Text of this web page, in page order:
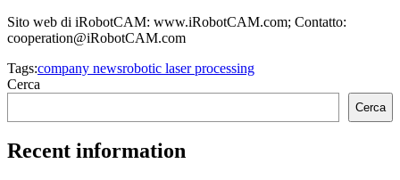
Sito web di iRobotCAM: www.iRobotCAM.com; Contatto:
cooperation@iRobotCAM.com
Tags:company newsrobotic laser processing
Cerca
Cerca
Recent information